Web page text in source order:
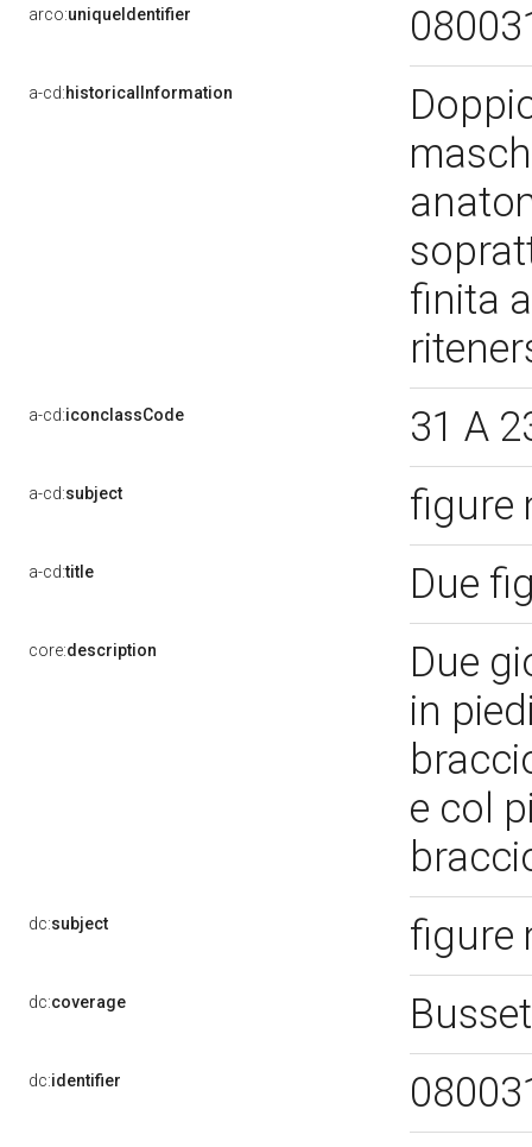
arco:uniqueIdentifier
a-cd:historicalInformation
finita
a-cd:iconclassCode 31 A
a-cd:subject figure
a-cd:title Due
core:description
Due
in
e col
dc:subject figure
dc:coverage
dc:identifier